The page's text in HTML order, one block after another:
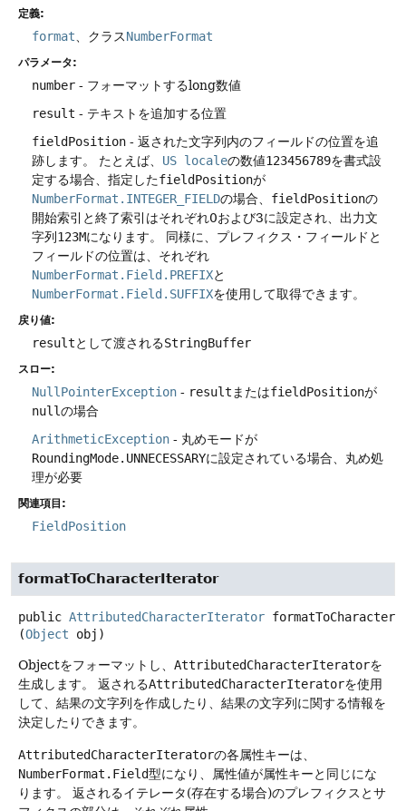
定義:
format、クラスNumberFormat
パラメータ:
number - フォーマットするlong数値
result - テキストを追加する位置
fieldPosition - 返された文字列内のフィールドの位置を追
跡します。
たとえば、 US localeの数値123456789を書式設
定する場合、指定したfieldPositionが
NumberFormat.INTEGER_FIELDの場合、 fieldPositionの
開始索引と終了索引はそれぞれ0および3に設定され、出力文
字列 123Mになります。
同様に、プレフィクス・フィールドと
フィールドの位置は、それぞれ
NumberFormat.Field.PREFIXと
NumberFormat.Field.SUFFIXを使用して取得できます。
戻り値:
resultとして渡されるStringBuffer
スロー:
NullPointerException - resultまたはfieldPositionが
nullの場合
ArithmeticException - 丸めモードが
RoundingMode.UNNECESSARYに設定されている場合、丸め処
理が必要
関連項目:
FieldPosition
formatToCharacterIterator
public AttributedCharacterIterator
(Object obj)
Objectをフォーマットし、 AttributedCharacterIteratorを
生成します。
返されるAttributedCharacterIteratorを使用
して、結果の文字列を作成したり、結果の文字列に関する情報を
決定したりできます。
AttributedCharacterIteratorの各属性キーは、
NumberFormat.Field型になり、属性値が属性キーと同じにな
ります。
返されるイテレータ(存在する場合)のプレフィクスとサ